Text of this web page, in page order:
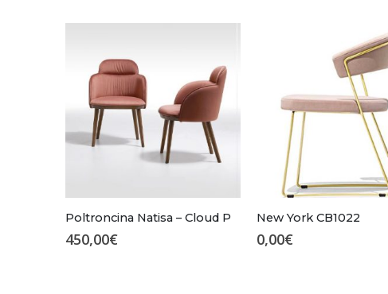
Poltroncina Natisa – Cloud P
450,00€
New York CB1022
0,00€